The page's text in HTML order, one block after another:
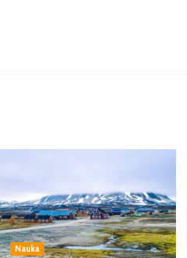
Nauka